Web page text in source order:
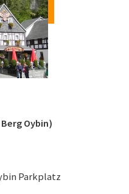
Oybin)
Parkplatz